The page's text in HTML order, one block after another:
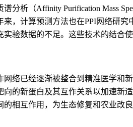
分析（Affinity Purification Mass
来，计算预测方法也在PPI网络研
实验数据的不足。这些技术的结合
网络已经逐渐被整合到精准医学和
向的新蛋白及其互作关系以加速新
相互作用，为生态修复和农业改良